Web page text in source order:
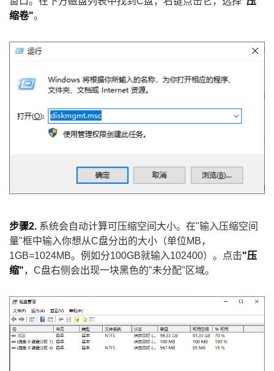
缩卷"。
步骤2. 系统会自动计算可压缩空间大小。在"输入压缩空间
量"框中输入你想从C盘分出的大小（单位MB，
1GB=1024MB。例如分100GB就输入102400）。点击"压
缩"，C盘右侧会出现一块黑色的"未分配"区域。